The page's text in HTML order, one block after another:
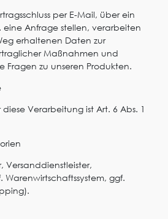
per E-Mail, über ein
Anfrage stellen, verarbeiten
erhaltenen Daten zur
Maßnahmen und
Fragen zu unseren Produkten.
Verarbeitung ist Art. 6 Abs. 1
Versanddienstleister,
ggf.